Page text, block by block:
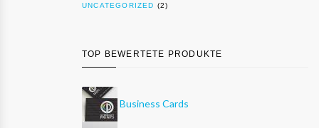
UNCATEGORIZED (2)
TOP BEWERTETE PRODUKTE
Business Cards